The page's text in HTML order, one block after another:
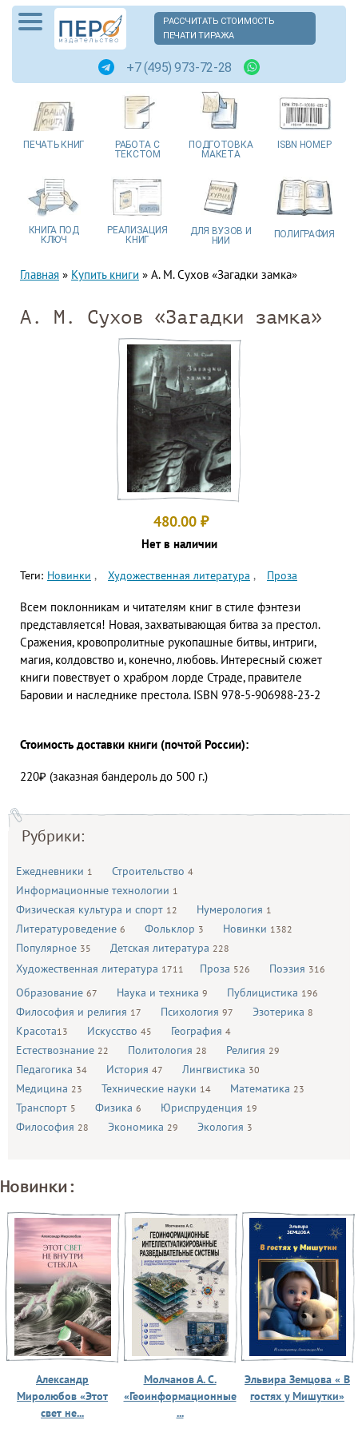
РАССЧИТАТЬ СТОИМОСТЬ
ПЕЧАТИ ТИРАЖА
+7 (495) 973-72-28
ПЕЧАТЬ КНИГ РАБОТА С
ТЕКСТОМ
ПОДГОТОВКА
МАКЕТА
ISBN НОМЕР
КНИГА ПОД
КЛЮЧ
РЕАЛИЗАЦИЯ
КНИГ
ДЛЯ ВУЗОВ И
НИИ
ПОЛИГРАФИЯ
Главная » Купить книги » А. М. Сухов «Загадки замка»
Рубрики:
Ежедневники 1 Строительство 4
Информационные технологии 1
Физическая культура и спорт 12 Нумерология 1
Литературоведение 6 Фольклор 3 Новинки 1382
Популярное 35 Детская литература 228
Художественная литература 1711 Проза 526 Поэзия 316
Образование 67 Наука и техника 9 Публицистика 196
Философия и религия 17 Психология 97 Эзотерика 8
Красота13 Искусство 45 География 4
Естествознание 22 Политология 28 Религия 29
Педагогика 34 История 47 Лингвистика 30
Медицина 23 Технические науки 14 Математика 23
Транспорт 5 Физика 6 Юриспруденция 19
Философия 28 Экономика 29 Экология 3
А. М. Сухов «Загадки замка»
480.00 ₽
Нет в наличии
Теги: Новинки Художественная литература Проза
Всем поклонникам и читателям книг в стиле фэнтези
представляется! Новая, захватывающая битва за престол.
Сражения, кровопролитные рукопашные битвы, интриги,
магия, колдовство и, конечно, любовь. Интересный сюжет
книги повествует о храбром лорде Страде, правителе
Баровии и наследнике престола. ISBN 978-5-906988-23-2
Стоимость доставки книги (почтой России):
220₽ (заказная бандероль до 500 г.)
Новинки:
Александр
Миролюбов «Этот
свет не...
Молчанов А. С.
«Геоинформационные
...
Эльвира Земцова « В
гостях у Мишутки»